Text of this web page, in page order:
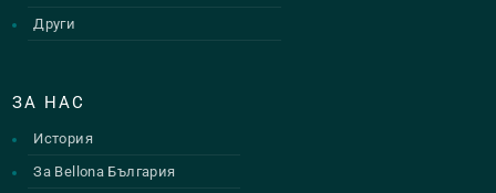
Други
ЗА НАС
История
За Bellona България